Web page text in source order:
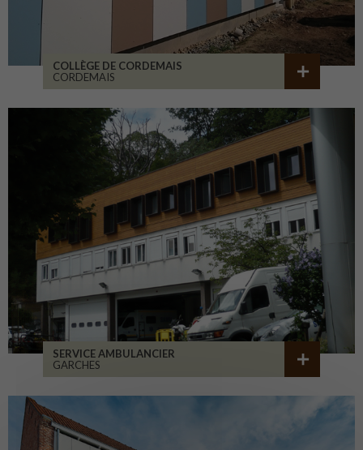
COLLÈGE DE CORDEMAIS
CORDEMAIS
SERVICE AMBULANCIER
GARCHES